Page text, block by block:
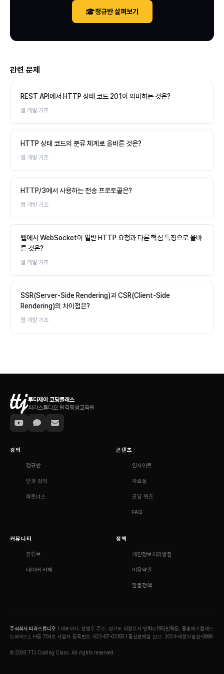
정규반 살펴보기
관련 문제
REST API에서 HTTP 상태 코드 201이 의미하는 것은?
웹 개발 기초
HTTP 상태 코드의 분류 체계로 올바른 것은?
웹 개발 기초
HTTP/3에서 사용하는 전송 프로토콜은?
웹 개발 기초
웹에서 WebSocket이 일반 HTTP 요청과 다른 핵심 특징으로 올바
른 것은?
웹 개발 기초
SSR(Server-Side Rendering)과 CSR(Client-Side
Rendering)의 차이점은?
웹 개발 기초
투더제이 코딩클래스
피라스튜디오 원격평생교육원
강의
정규반
단과 강의
파트너스
콘텐츠
인사이트
자료실
코딩 퀴즈
FAQ
커뮤니티
유튜브
네이버 카페
정책
개인정보처리방침
이용약관
환불정책
주식회사 피라스튜디오 | 대표이사: 전병우 주소: 경기도 의정부시 민락로195(민락동, 중흥에스클래스
트와이스), H동 704호 사업자 등록번호: 623-87-03155 | 통신판매업 신고: 2024-의정부송산-0898
© 2026 TTJ Coding Class. All rights reserved.